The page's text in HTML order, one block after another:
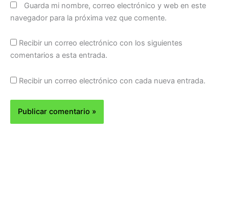
Guarda mi nombre, correo electrónico y web en este
navegador para la próxima vez que comente.
Recibir un correo electrónico con los siguientes
comentarios a esta entrada.
Recibir un correo electrónico con cada nueva entrada.